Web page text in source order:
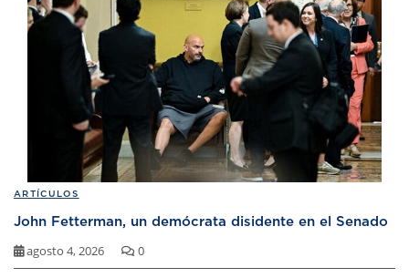
ARTÍCULOS
John Fetterman, un demócrata disidente en el Senado
agosto 4, 2026 0